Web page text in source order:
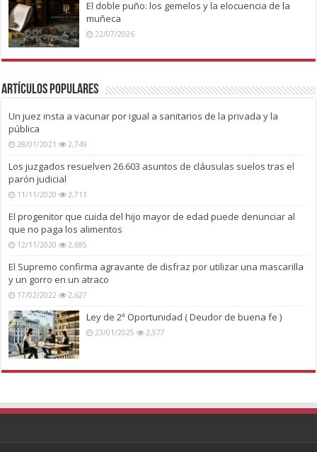
El doble puño: los gemelos y la elocuencia de la
muñeca
22/07/2026
Artículos Populares
Un juez insta a vacunar por igual a sanitarios de la privada y la
pública
28/01/2021 2,749
Los juzgados resuelven 26.603 asuntos de cláusulas suelos tras el
parón judicial
11/11/2020 2,711
El progenitor que cuida del hijo mayor de edad puede denunciar al
que no paga los alimentos
12/11/2020 2,695
El Supremo confirma agravante de disfraz por utilizar una mascarilla
y un gorro en un atraco
17/02/2022 2,627
Ley de 2ª Oportunidad ( Deudor de buena fe )
23/01/2025 2,577